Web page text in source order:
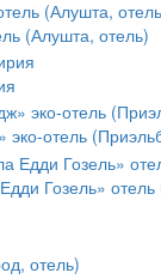
(Алушта, отель)
отель
Гозель» отель